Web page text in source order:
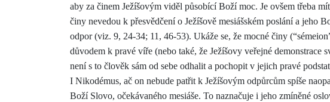
aby za činem Ježíšovým viděl působící Boží moc. Je ovšem třeba
činy nevedou k přesvědčení o Ježíšově mesiášském poslání a jeho
odpor (viz. 9, 24-34; 11, 46-53). Ukáže se, že mocné činy
důvodem k pravé víře (nebo také, že Ježíšovy veřejné demonstrace
není s to člověk sám od sebe odhalit a pochopit v jejich pravé
I Nikodémus, ač on nebude patřit k Ježíšovým odpůrcům spíše
Boží Slovo, očekávaného mesiáše. To naznačuje i jeho zmíněné